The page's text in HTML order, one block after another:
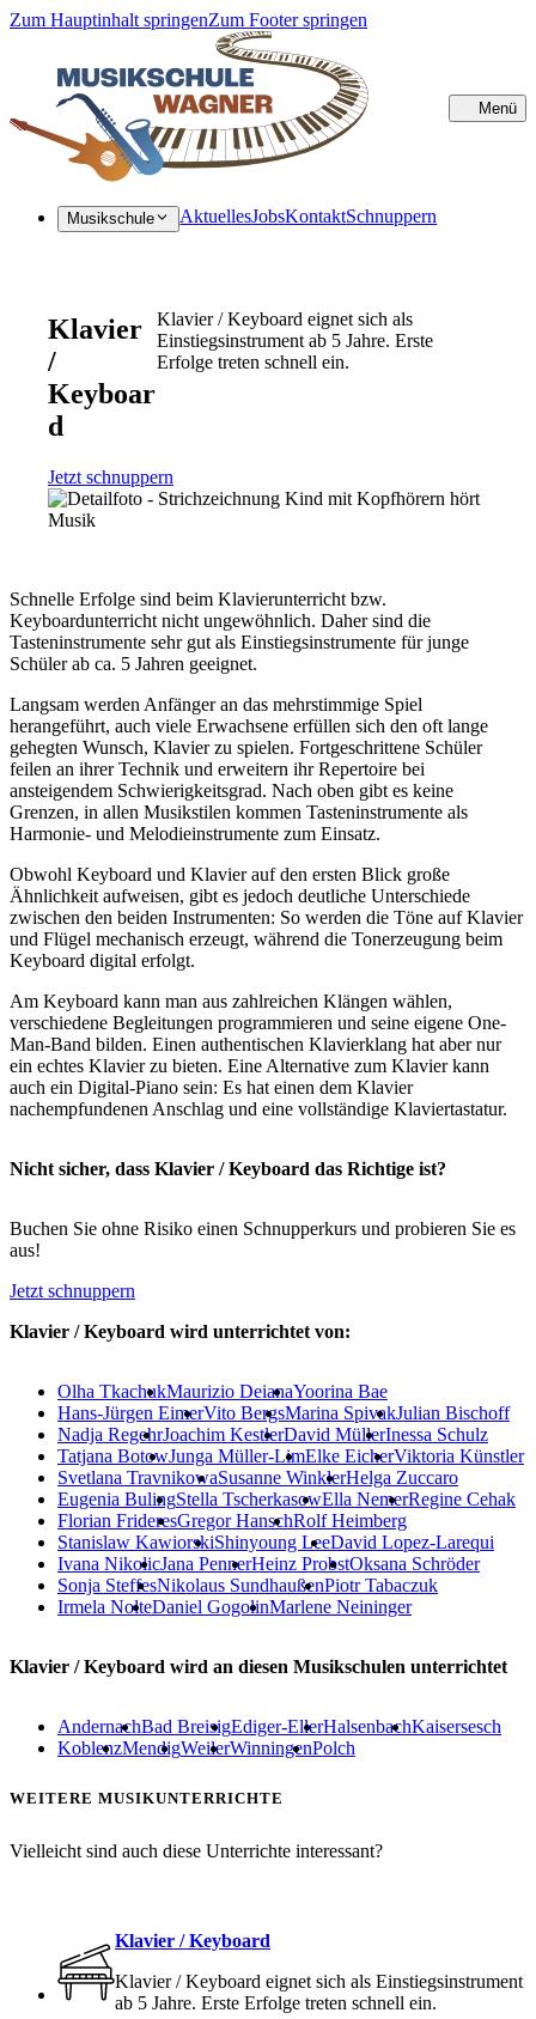
Zum Hauptinhalt springenZum Footer springen
Menü
Musikschule AktuellesJobsKontaktSchnuppern
Klavier
/
Keyboar
d
Klavier / Keyboard eignet sich als
Einstiegsinstrument ab 5 Jahre. Erste
Erfolge treten schnell ein.
Jetzt schnuppern
Schnelle Erfolge sind beim Klavierunterricht bzw.
Keyboardunterricht nicht ungewöhnlich. Daher sind die
Tasteninstrumente sehr gut als Einstiegsinstrumente für junge
Schüler ab ca. 5 Jahren geeignet.
Langsam werden Anfänger an das mehrstimmige Spiel
herangeführt, auch viele Erwachsene erfüllen sich den oft lange
gehegten Wunsch, Klavier zu spielen. Fortgeschrittene Schüler
feilen an ihrer Technik und erweitern ihr Repertoire bei
ansteigendem Schwierigkeitsgrad. Nach oben gibt es keine
Grenzen, in allen Musikstilen kommen Tasteninstrumente als
Harmonie- und Melodieinstrumente zum Einsatz.
Obwohl Keyboard und Klavier auf den ersten Blick große
Ähnlichkeit aufweisen, gibt es jedoch deutliche Unterschiede
zwischen den beiden Instrumenten: So werden die Töne auf Klavier
und Flügel mechanisch erzeugt, während die Tonerzeugung beim
Keyboard digital erfolgt.
Am Keyboard kann man aus zahlreichen Klängen wählen,
verschiedene Begleitungen programmieren und seine eigene One-
Man-Band bilden. Einen authentischen Klavierklang hat aber nur
ein echtes Klavier zu bieten. Eine Alternative zum Klavier kann
auch ein Digital-Piano sein: Es hat einen dem Klavier
nachempfundenen Anschlag und eine vollständige Klaviertastatur.
Nicht sicher, dass Klavier / Keyboard das Richtige ist?
Buchen Sie ohne Risiko einen Schnupperkurs und probieren Sie es
aus!
Jetzt schnuppern
Klavier / Keyboard wird unterrichtet von:
Olha TkachukMaurizio DeianaYoorina Bae
Hans-Jürgen EimerVito BergsMarina SpivakJulian Bischoff
Nadja RegehrJoachim KestlerDavid MüllerInessa Schulz
Tatjana BotowJunga Müller-LimElke EicherViktoria Künstler
Svetlana TravnikowaSusanne WinklerHelga Zuccaro
Eugenia BulingStella TscherkasowElla NemerRegine Cehak
Florian FrideresGregor HanschRolf Heimberg
Stanislaw KawiorskiShinyoung LeeDavid Lopez-Larequi
Ivana NikolicJana PennerHeinz ProbstOksana Schröder
Sonja SteffesNikolaus SundhaußenPiotr Tabaczuk
Irmela NolteDaniel GogolinMarlene Neininger
Klavier / Keyboard wird an diesen Musikschulen unterrichtet
AndernachBad BreisigEdiger-EllerHalsenbachKaisersesch
KoblenzMendigWeilerWinningenPolch
WEITERE MUSIKUNTERRICHTE
Vielleicht sind auch diese Unterrichte interessant?
Klavier / Keyboard
Klavier / Keyboard eignet sich als Einstiegsinstrument
ab 5 Jahre. Erste Erfolge treten schnell ein.